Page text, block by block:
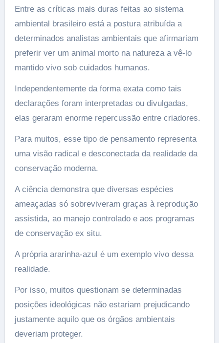
Entre as críticas mais duras feitas ao sistema
ambiental brasileiro está a postura atribuída a
determinados analistas ambientais que afirmariam
preferir ver um animal morto na natureza a vê-lo
mantido vivo sob cuidados humanos.
Independentemente da forma exata como tais
declarações foram interpretadas ou divulgadas,
elas geraram enorme repercussão entre criadores.
Para muitos, esse tipo de pensamento representa
uma visão radical e desconectada da realidade da
conservação moderna.
A ciência demonstra que diversas espécies
ameaçadas só sobreviveram graças à reprodução
assistida, ao manejo controlado e aos programas
de conservação ex situ.
A própria ararinha-azul é um exemplo vivo dessa
realidade.
Por isso, muitos questionam se determinadas
posições ideológicas não estariam prejudicando
justamente aquilo que os órgãos ambientais
deveriam proteger.